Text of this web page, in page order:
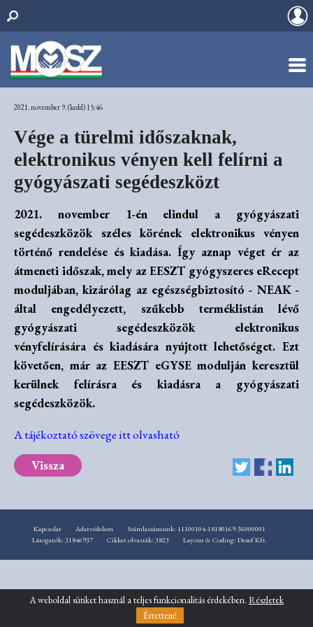
2021. november 9. (kedd) 15:46
Vége a türelmi időszaknak,
elektronikus vényen kell felírni a
gyógyászati segédeszközt
2021. november 1-én elindul a gyógyászati
segédeszközök széles körének elektronikus vényen
történő rendelése és kiadása. Így aznap véget ér az
átmeneti időszak, mely az EESZT gyógyszeres eRecept
moduljában, kizárólag az egészségbiztosító - NEAK -
által engedélyezett, szűkebb terméklistán lévő
gyógyászati segédeszközök elektronikus
vényfelírására és kiadására nyújtott lehetőséget. Ezt
követően, már az EESZT eGYSE modulján keresztül
kerülnek felírásra és kiadásra a gyógyászati
segédeszközök.
A tájékoztató szövege itt olvasható
Vissza
Kapcsolat Adatvédelem
Számlaszámunk: 11100104-18180169-36000001
Látogatók: 31846937
Cikket olvasták: 3823 Layout & Coding: Dexef Kft.
A weboldal sütiket használ a teljes funkcionalitás érdekében. Részletek